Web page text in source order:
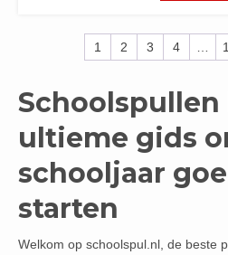
1 2 3 4 …
Schoolspullen
ultieme gids
schooljaar
starten
Welkom op schoolspul.nl, de beste